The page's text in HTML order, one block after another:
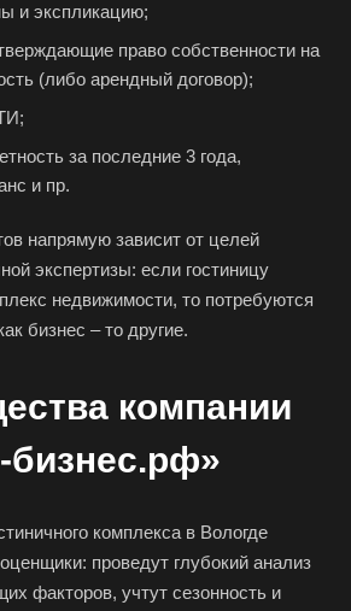
и экспликацию;
право собственности на
(либо арендный договор);
за последние 3 года,
и пр.
напрямую зависит от целей
экспертизы: если гостиницу
недвижимости, то потребуются
бизнес – то другие.
компании
комплекса в Вологде
проведут глубокий анализ
факторов, учтут сезонность и